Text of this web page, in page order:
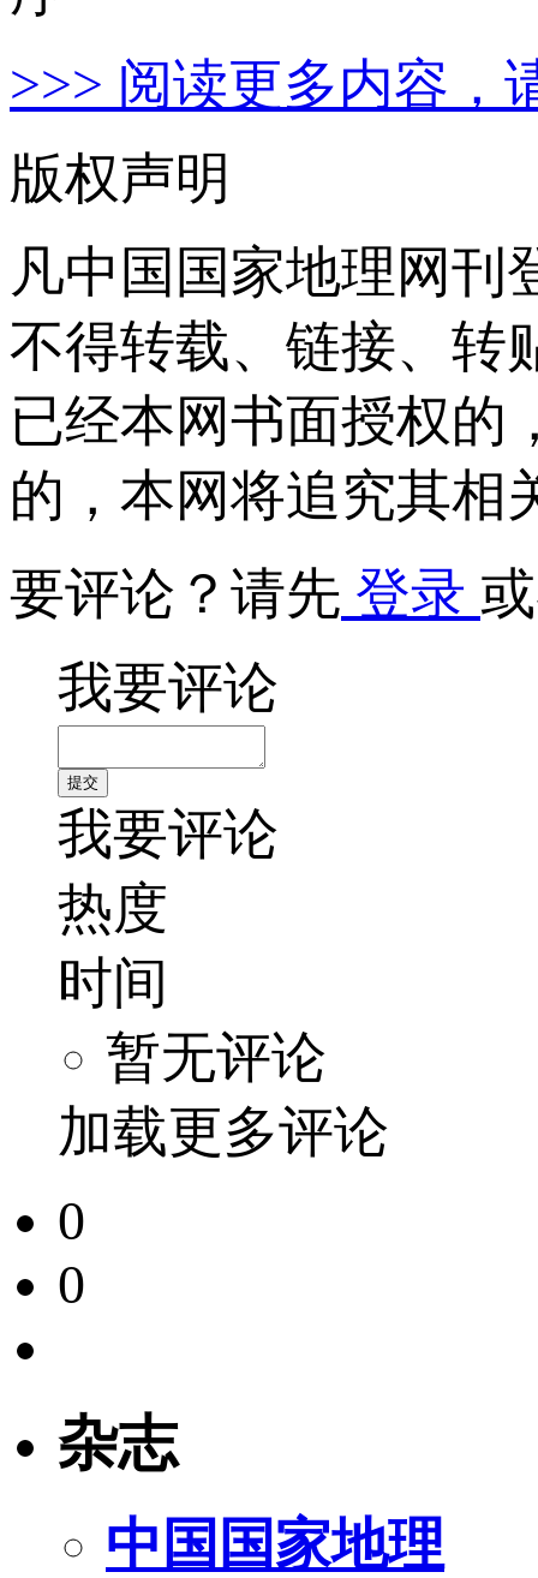
>>> 阅读更多内容，
版权声明
凡中国国家地理网刊
不得转载、链接、转
已经本网书面授权的
的，本网将追究其相
要评论？请先 登录
我要评论
我要评论
热度
时间
暂无评论
加载更多评论
0
0
杂志
中国国家地理